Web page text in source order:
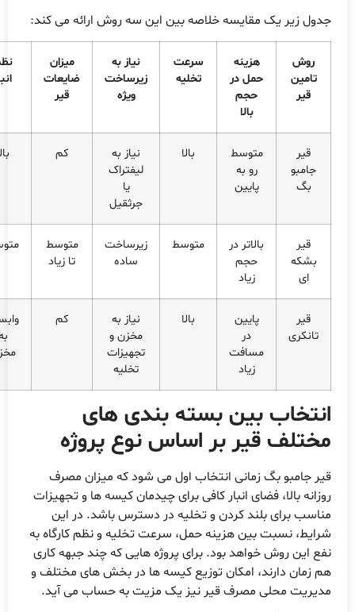
زیر یک مقایسه خلاصه بین این سه روش ارائه می کند:
تامین
هزینه
حمل در
سرعت
نیاز به
زیرساخت
ضایعات
متوسط
نیاز به
لیفتراک
جرثقیل
بالاتر در
متوسط
زیرساخت
متوسط
تا زیاد
متوسط
تانکری
مسافت
نیاز به
مخزن و
تجهیزات
وابسته
بین بسته بندی های
قیر بر اساس نوع پروژه
جامبو بگ زمانی انتخاب اول می شود که میزان مصرف
بالا، فضای انبار کافی برای چیدمان کیسه ها و تجهیزات
برای بلند کردن و تخلیه در دسترس باشد. در این
نسبت بین هزینه حمل، سرعت تخلیه و نظم کارگاه به
این روش خواهد بود. برای پروژه هایی که چند جبهه کاری
زمان دارند، امکان توزیع کیسه ها در بخش های مختلف و
محلی مصرف قیر نیز یک مزیت به حساب می آید.